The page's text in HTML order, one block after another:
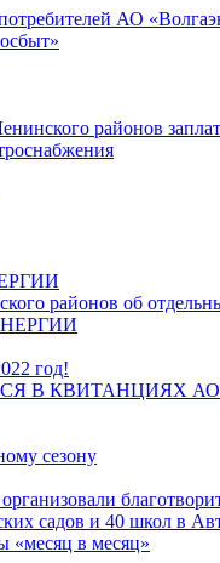
АО
районов
районов об
год!
В КВИТАНЦИЯХ
сезону
садов и 40 школ в
«месяц в месяц»